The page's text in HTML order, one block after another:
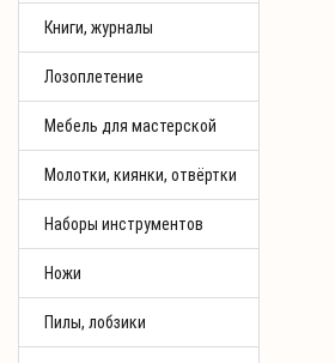
Книги, журналы
Лозоплетение
Мебель для мастерской
Молотки, киянки, отвёртки
Наборы инструментов
Ножи
Пилы, лобзики